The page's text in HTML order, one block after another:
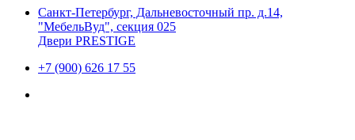
Санкт-Петербург, Дальневосточный пр. д.14,
"МебельВуд", секция 025
Двери PRESTIGE
+7 (900) 626 17 55